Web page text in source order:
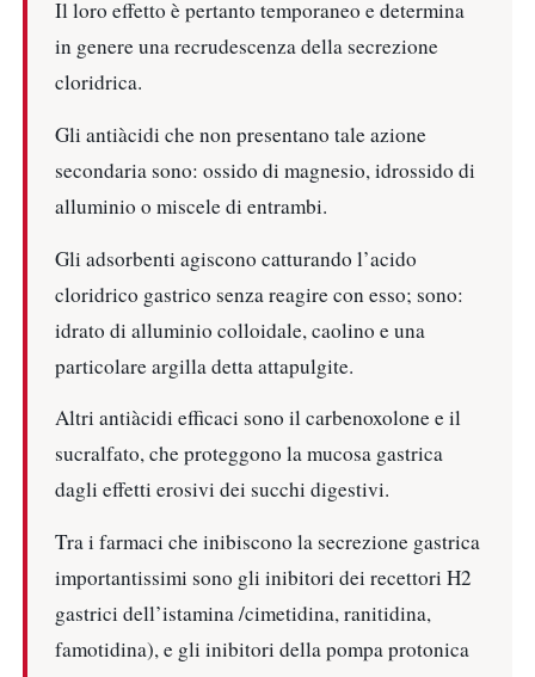
Il loro effetto è pertanto temporaneo e determina
in genere una recrudescenza della secrezione
cloridrica.
Gli antiàcidi che non presentano tale azione
secondaria sono: ossido di magnesio, idrossido di
alluminio o miscele di entrambi.
Gli adsorbenti agiscono catturando l’acido
cloridrico gastrico senza reagire con esso; sono:
idrato di alluminio colloidale, caolino e una
particolare argilla detta attapulgite.
Altri antiàcidi efficaci sono il carbenoxolone e il
sucralfato, che proteggono la mucosa gastrica
dagli effetti erosivi dei succhi digestivi.
Tra i farmaci che inibiscono la secrezione gastrica
importantissimi sono gli inibitori dei recettori H2
gastrici dell’istamina /cimetidina, ranitidina,
famotidina), e gli inibitori della pompa protonica